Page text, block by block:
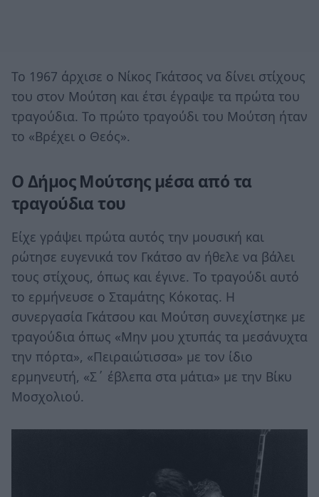
Το 1967 άρχισε ο Νίκος Γκάτσος να δίνει στίχους
του στον Μούτση και έτσι έγραψε τα πρώτα του
τραγούδια. Το πρώτο τραγούδι του Μούτση ήταν
το «Βρέχει ο Θεός».
O Δήμος Μούτσης μέσα από τα
τραγούδια του
Είχε γράψει πρώτα αυτός την μουσική και
ρώτησε ευγενικά τον Γκάτσο αν ήθελε να βάλει
τους στίχους, όπως και έγινε. Το τραγούδι αυτό
το ερμήνευσε ο Σταμάτης Κόκοτας. Η
συνεργασία Γκάτσου και Μούτση συνεχίστηκε με
τραγούδια όπως «Μην μου χτυπάς τα μεσάνυχτα
την πόρτα», «Πειραιώτισσα» με τον ίδιο
ερμηνευτή, «Σ΄ έβλεπα στα μάτια» με την Βίκυ
Μοσχολιού.